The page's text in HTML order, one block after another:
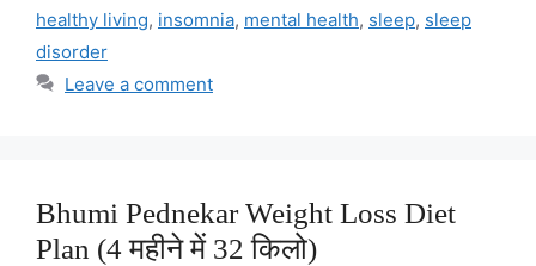
healthy living, insomnia, mental health, sleep, sleep
disorder
Leave a comment
Bhumi Pednekar Weight Loss Diet
Plan (4 महीने में 32 किलो)